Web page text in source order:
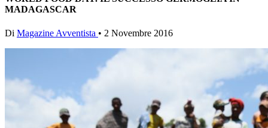
MADAGASCAR
Di Magazine Avventista • 2 Novembre 2016